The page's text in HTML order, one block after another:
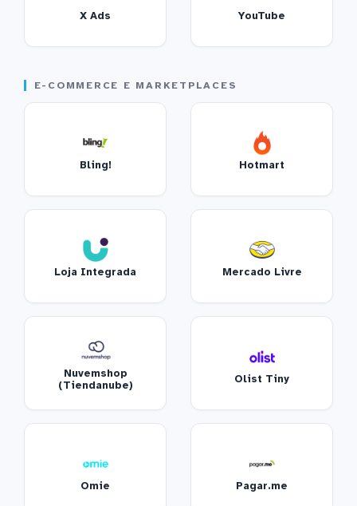
X Ads YouTube
E-COMMERCE E MARKETPLACES
Bling! Hotmart
Loja Integrada Mercado Livre
Nuvemshop
(Tiendanube)
Olist Tiny
Omie Pagar.me